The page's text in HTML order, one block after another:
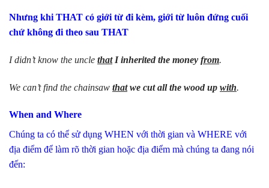
Nhưng khi THAT có giới từ đi kèm, giới từ luôn đứng cuối
chứ không đi theo sau THAT
I didn’t know the uncle thatI inherited the money from.
We can’t find the chainsaw thatwe cut all the wood up with.
When and Where
Chúng ta có thể sử dụng WHEN với thời gian và WHERE với
địa điểm để làm rõ thời gian hoặc địa điểm mà chúng ta đang nói
đến: